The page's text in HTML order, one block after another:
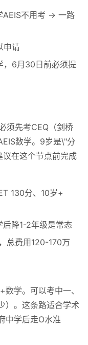
不用考 → 一路
申请
，6月30日前必须提
须先考CEQ（剑桥
数学。9岁是\"分
在这个节点前完成
130分、10岁+
降1-2年级是常态
总费用120-170万
学。可以考中一、
）。这条路适合学术
中学后走O水准